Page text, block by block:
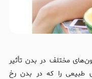
مختلف در بدن تأثیر
طبیعی را که در بدن رخ